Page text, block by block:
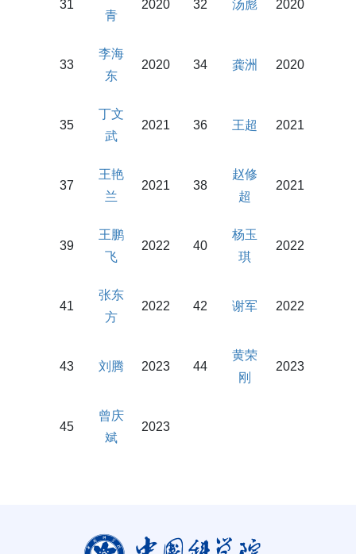
31
青
2020 32 汤彪 2020
33
李海
东
2020 34 龚洲 2020
35
丁文
武
2021 36 王超 2021
37
王艳
兰
2021 38
赵修
超
2021
39
王鹏
飞
2022 40
杨玉
琪
2022
41
张东
方
2022 42 谢军 2022
43 刘腾 2023 44
黄荣
刚
2023
45
曾庆
斌
2023